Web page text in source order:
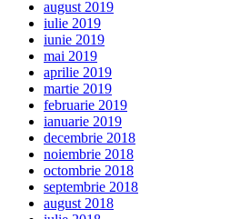
august 2019
iulie 2019
iunie 2019
mai 2019
aprilie 2019
martie 2019
februarie 2019
ianuarie 2019
decembrie 2018
noiembrie 2018
octombrie 2018
septembrie 2018
august 2018